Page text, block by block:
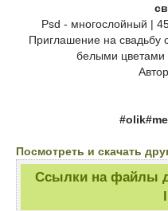
Psd - многослойный |
Приглашение на свадьбу
белыми цветами
Посмотреть и скачать
Ссылки на файлы